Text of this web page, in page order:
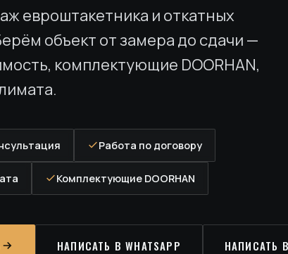
евроштакетника и откатных
объект от замера до сдачи —
комплектующие DOORHAN,
Работа по договору
Комплектующие DOORHAN
НАПИСАТЬ В WHATSAPP НАПИСАТЬ В